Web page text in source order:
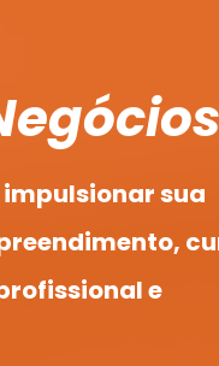
impulsionar sua
e